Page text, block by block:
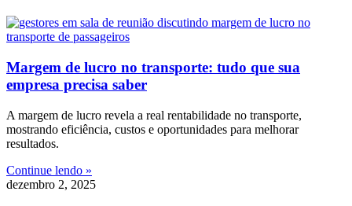
Margem de lucro no transporte: tudo que sua
empresa precisa saber
A margem de lucro revela a real rentabilidade no transporte,
mostrando eficiência, custos e oportunidades para melhorar
resultados.
Continue lendo »
dezembro 2, 2025